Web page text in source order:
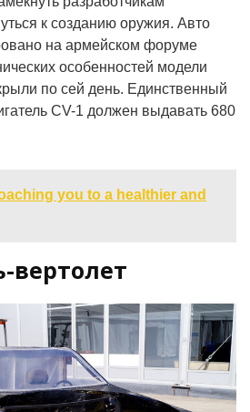
к созданию оружия. Авто
на армейском форуме
особенностей модели
по сей день. Единственный
CV-1 должен выдавать 680
you to a healthier and
вертолет